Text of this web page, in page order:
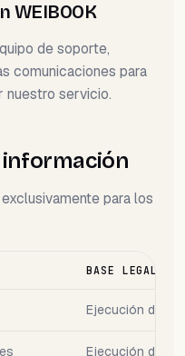
WEIBOOK
de soporte,
comunicaciones para
nuestro servicio.
para los
BASE LEGAL
Ejecución del
Ejecución del